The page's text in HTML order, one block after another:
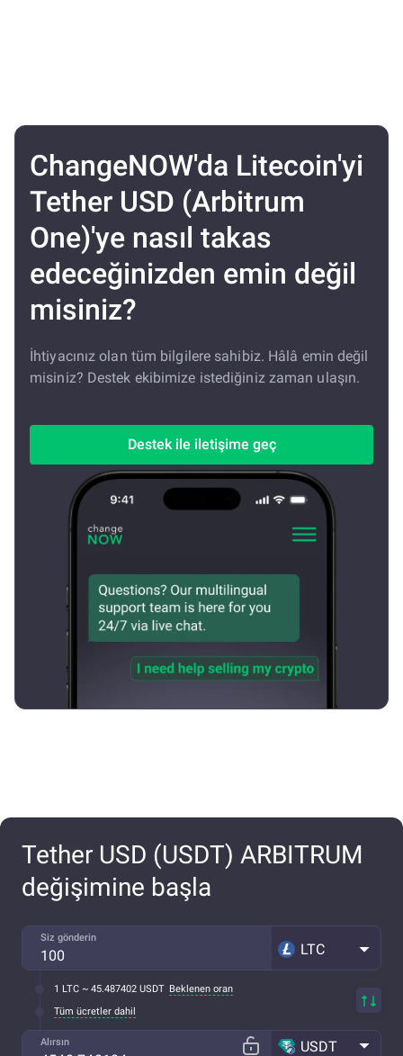
ChangeNOW'da Litecoin'yi
Tether USD (Arbitrum
One)'ye nasıl takas
edeceğinizden emin değil
misiniz?
İhtiyacınız olan tüm bilgilere sahibiz. Hâlâ emin değil
misiniz? Destek ekibimize istediğiniz zaman ulaşın.
Destek ile iletişime geç
Tether USD (USDT) ARBITRUM
değişimine başla
Siz gönderin
LTC
1 LTC ~ 45.487402 USDT Beklenen oran
Tüm ücretler dahil
Alırsın USDT